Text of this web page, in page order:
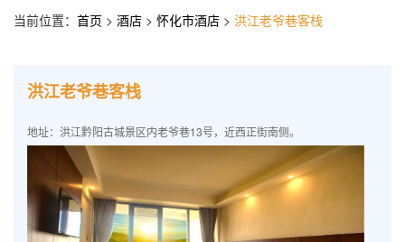
当前位置： 首页 > 酒店 > 怀化市酒店 > 洪江老爷巷客栈
洪江老爷巷客栈
地址：洪江黔阳古城景区内老爷巷13号，近西正街南侧。